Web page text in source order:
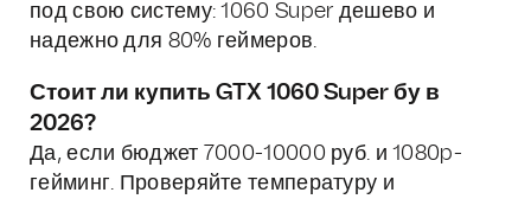
под свою систему: 1060 Super дешево и
надежно для 80% геймеров.
Стоит ли купить GTX 1060 Super бу в
2026?
Да, если бюджет 7000-10000 руб. и 1080p-
гейминг. Проверяйте температуру и